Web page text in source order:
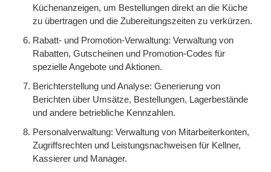
Küchenanzeigen, um Bestellungen direkt an die Küche
zu übertragen und die Zubereitungszeiten zu verkürzen.
Rabatt- und Promotion-Verwaltung: Verwaltung von
Rabatten, Gutscheinen und Promotion-Codes für
spezielle Angebote und Aktionen.
Berichterstellung und Analyse: Generierung von
Berichten über Umsätze, Bestellungen, Lagerbestände
und andere betriebliche Kennzahlen.
Personalverwaltung: Verwaltung von Mitarbeiterkonten,
Zugriffsrechten und Leistungsnachweisen für Kellner,
Kassierer und Manager.